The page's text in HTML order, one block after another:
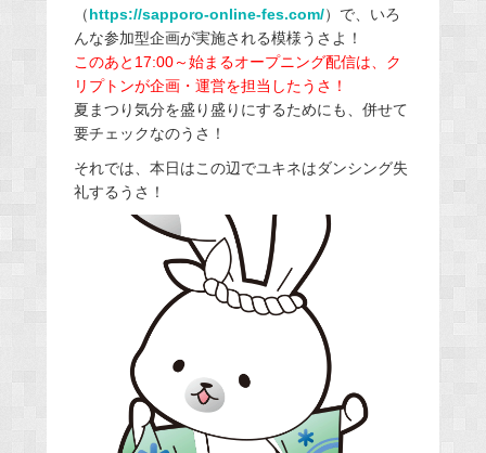
（https://sapporo-online-fes.com/）で、いろ
んな参加型企画が実施される模様うさよ！
このあと17:00～始まるオープニング配信は、ク
リプトンが企画・運営を担当したうさ！
夏まつり気分を盛り盛りにするためにも、併せて
要チェックなのうさ！
それでは、本日はこの辺でユキネはダンシング失
礼するうさ！